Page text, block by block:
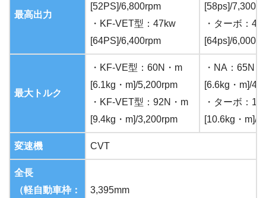
最高出力
[52PS]/6,800rpm
・KF-VET型：47kw
[64PS]/6,400rpm
[58ps]/
・ターボ：
[64ps]/
最大トルク
・KF-VE型：60N・m
[6.1kg・m]/5,200rpm
・KF-VET型：92N・m
[9.4kg・m]/3,200rpm
・NA：65N
[6.6kg・m]/
・ターボ：
[10.6kg・m]/
変速機 CVT
全長
（軽自動車枠：
3,395mm